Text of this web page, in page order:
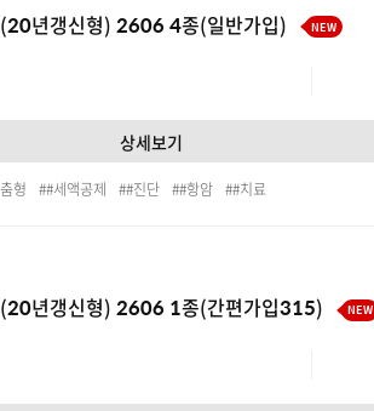
년갱신형) 2606 4종(일반가입) NEW
상세보기
형 #세액공제 #진단 #항암 #치료
년갱신형) 2606 1종(간편가입315) NEW